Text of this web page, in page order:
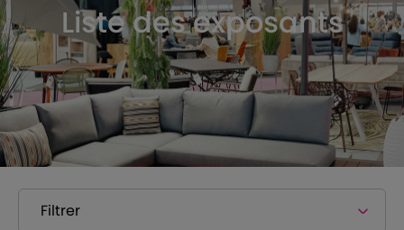
Liste des exposants
Filtrer